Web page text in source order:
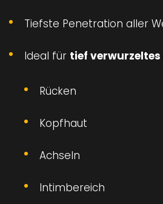
Tiefste Penetration aller
Ideal für tief verwurzeltes
Rücken
Kopfhaut
Achseln
Intimbereich